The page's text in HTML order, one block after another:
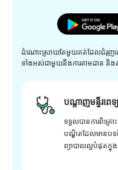
ដំណោះស្រាយតែមួយគត់ដែលជំរុញដោយប
ទាំងអស់ជាមួយនឹងការតាមដាន និ
បណ្តាញមន្ទីរពេ
ទទួលបានការពិគ្រោះ
បណ្ឌិតដែលមានបទ
ព្យាបាលល្អបំផុតក្នុ